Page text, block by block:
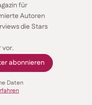
für
Autoren
die Stars
vor.
Daten